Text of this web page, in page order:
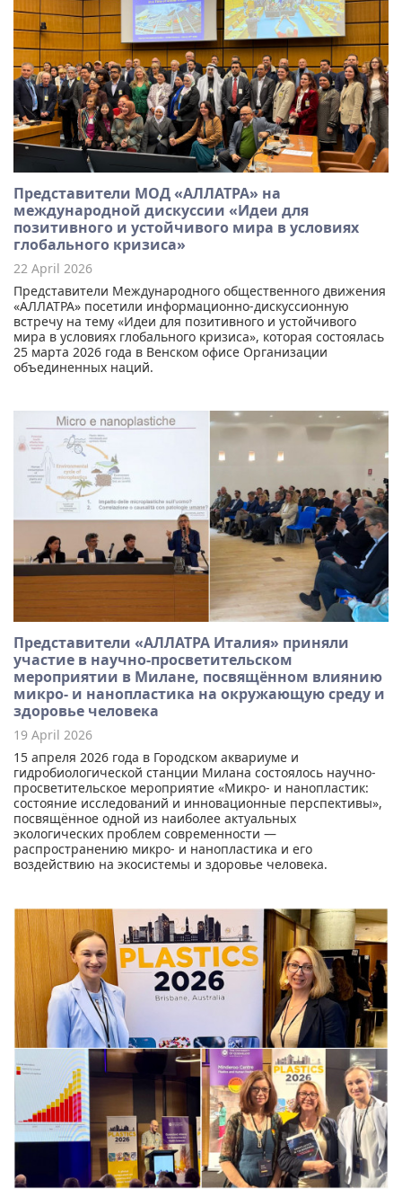
Представители МОД «АЛЛАТРА» на
международной дискуссии «Идеи для
позитивного и устойчивого мира в условиях
глобального кризиса»
22 April 2026
Представители Международного общественного движения
«АЛЛАТРА» посетили информационно-дискуссионную
встречу на тему «Идеи для позитивного и устойчивого
мира в условиях глобального кризиса», которая состоялась
25 марта 2026 года в Венском офисе Организации
объединенных наций.
Представители «АЛЛАТРА Италия» приняли
участие в научно-просветительском
мероприятии в Милане, посвящённом влиянию
микро- и нанопластика на окружающую среду и
здоровье человека
19 April 2026
15 апреля 2026 года в Городском аквариуме и
гидробиологической станции Милана состоялось научно-
просветительское мероприятие «Микро- и нанопластик:
состояние исследований и инновационные перспективы»,
посвящённое одной из наиболее актуальных
экологических проблем современности —
распространению микро- и нанопластика и его
воздействию на экосистемы и здоровье человека.